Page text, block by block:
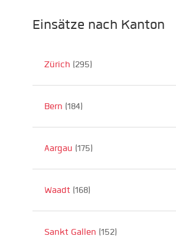
Einsätze nach Kanton
Zürich (295)
Bern (184)
Aargau (175)
Waadt (168)
Sankt Gallen (152)